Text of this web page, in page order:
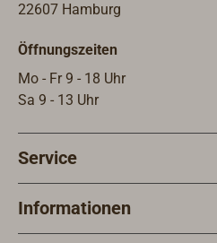
22607 Hamburg
Öffnungszeiten
Mo - Fr 9 - 18 Uhr
Sa 9 - 13 Uhr
Service
Informationen